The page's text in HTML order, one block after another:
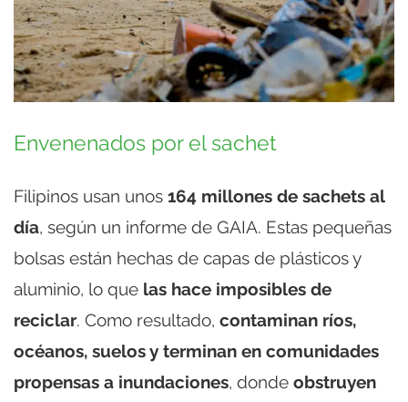
Envenenados por el sachet
Filipinos usan unos 164 millones de sachets al
día, según un informe de GAIA. Estas pequeñas
bolsas están hechas de capas de plásticos y
aluminio, lo que las hace imposibles de
reciclar. Como resultado, contaminan ríos,
océanos, suelos y terminan en comunidades
propensas a inundaciones, donde obstruyen